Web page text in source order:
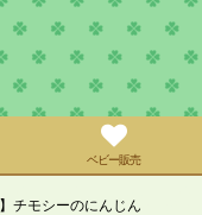
ベビー販売
】チモシーのにんじん